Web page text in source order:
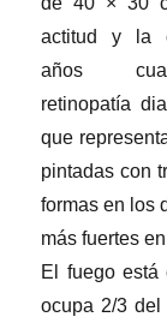
actitud y la
años
retinopatía
que
pintadas con
formas en los
más fuertes
El fuego
ocupa 2/3 del